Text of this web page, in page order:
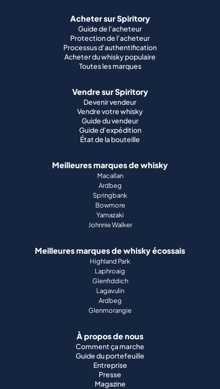
Acheter sur Spiritory
Guide de l'acheteur
Protection de l'acheteur
Processus d'authentification
Acheter du whisky populaire
Toutes les marques
Vendre sur Spiritory
Devenir vendeur
Vendre votre whisky
Guide du vendeur
Guide d'expédition
État de la bouteille
Meilleures marques de whisky
Macallan
Ardbeg
Springbank
Bowmore
Yamazaki
Johnnie Walker
Meilleures marques de whisky écossais
Highland Park
Laphroaig
Glenfiddich
Lagavulin
Ardbeg
Glenmorangie
À propos de nous
Comment ça marche
Guide du portefeuille
Entreprise
Presse
Magazine